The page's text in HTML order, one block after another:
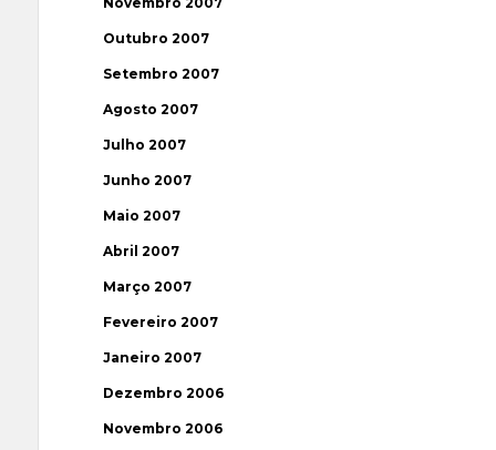
Outubro 2007
Setembro 2007
Agosto 2007
Julho 2007
Junho 2007
Maio 2007
Abril 2007
Março 2007
Fevereiro 2007
Janeiro 2007
Dezembro 2006
Novembro 2006